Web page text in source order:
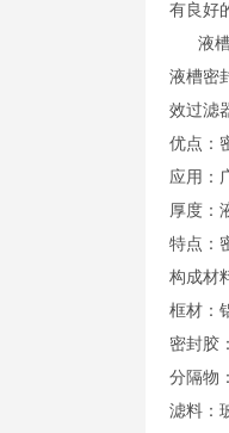
有良好
液槽
液槽密
效过滤
优点：
应用：
厚度：
特点：
构成材
框材：
密封胶
分隔物
滤料：